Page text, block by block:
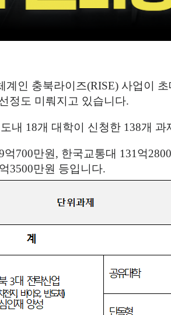
계인 충북라이즈(RISE) 사업이
정도 미뤄지고 있습니다.
내 18개 대학이 신청한 138개 과
억700만원, 한국교통대 131 억2800
억3500만원 등입니다.